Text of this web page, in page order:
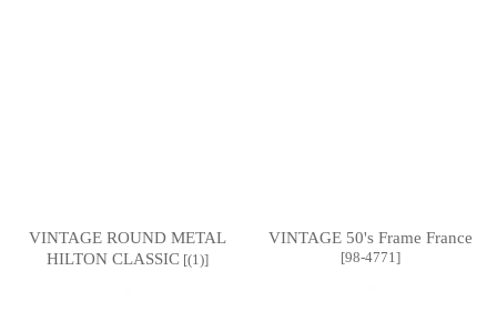
VINTAGE ROUND METAL
HILTON CLASSIC [(1)]
VINTAGE 50's Frame France
[98-4771]